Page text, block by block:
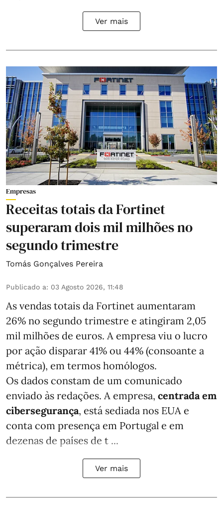
Ver mais
Empresas
Receitas totais da Fortinet
superaram dois mil milhões no
segundo trimestre
Tomás Gonçalves Pereira
Publicado a: 03 Agosto 2026, 11:48
As vendas totais da Fortinet aumentaram
26% no segundo trimestre e atingiram 2,05
mil milhões de euros. A empresa viu o lucro
por ação disparar 41% ou 44% (consoante a
métrica), em termos homólogos.
Os dados constam de um comunicado
enviado às redações. A empresa, centrada em
cibersegurança, está sediada nos EUA e
conta com presença em Portugal e em
dezenas de países de t ...
Ver mais